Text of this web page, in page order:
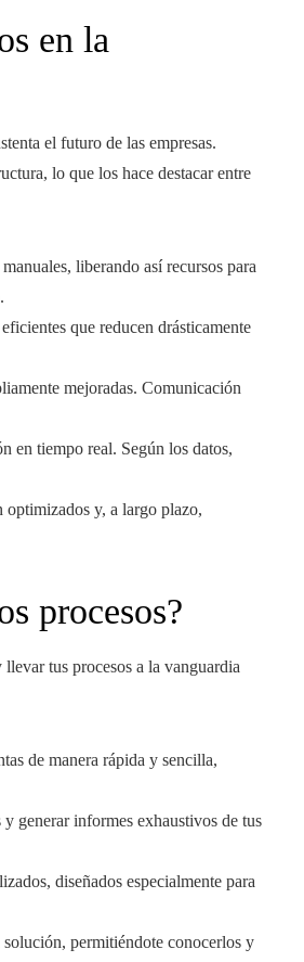
en la
el futuro de las empresas.
lo que los hace destacar entre
liberando así recursos para
que reducen drásticamente
mejoradas. Comunicación
en tiempo real. Según los datos,
optimizados y, a largo plazo,
procesos?
tus procesos a la vanguardia
de manera rápida y sencilla,
generar informes exhaustivos de tus
diseñados especialmente para
permitiéndote conocerlos y